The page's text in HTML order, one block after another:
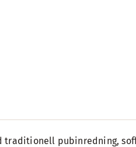
traditionell pubinredning,